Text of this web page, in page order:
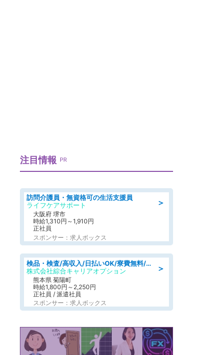
注目情報 PR
＞
訪問介護員・無資格可の生活支援員
ライフケアサポート
大阪府 堺市
時給1,310円～1,910円
正社員
スポンサー：求人ボックス
＞
検品・検査/高収入/日払いOK/寮費無料/日勤/20・30・40代活躍中
株式会社綜合キャリアオプション
熊本県 菊陽町
時給1,800円～2,250円
正社員 / 派遣社員
スポンサー：求人ボックス